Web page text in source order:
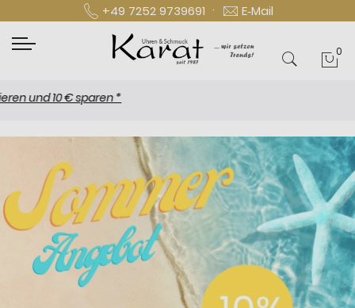
+49 7252 9739691 · E‑Mail
0
10 € sparen *